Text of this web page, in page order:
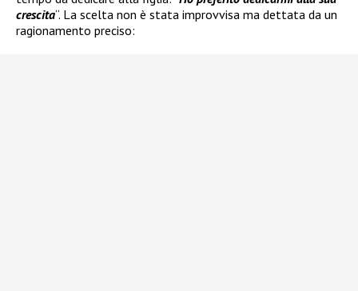
crescita“. La scelta non è stata improvvisa ma dettata da un
ragionamento preciso: